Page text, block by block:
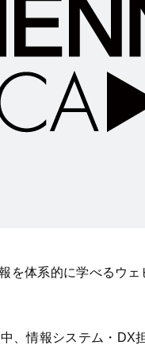
を体系的に学べるウ
、情報システム・DX